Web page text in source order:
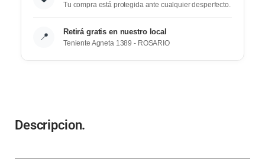
Tu compra está protegida ante cualquier desperfecto.
📍 Retirá gratis en nuestro local
Teniente Agneta 1389 - ROSARIO
Descripcion.